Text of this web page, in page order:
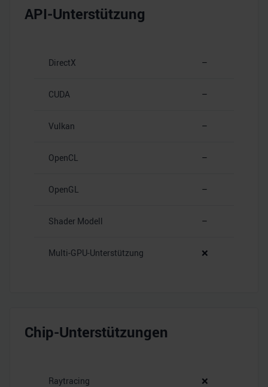
API-Unterstützung
DirectX –
CUDA –
Vulkan –
OpenCL –
OpenGL –
Shader Modell –
Multi-GPU-Unterstützung ❌
Chip-Unterstützungen
Raytracing ❌